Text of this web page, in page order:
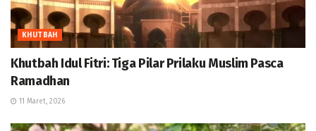
KHUTBAH
Khutbah Idul Fitri: Tiga Pilar Prilaku Muslim Pasca
Ramadhan
11 Maret, 2026